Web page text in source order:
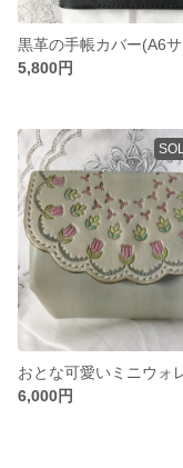
黒革の手帳カバー(A6
5,800円
おとな可愛いミニウォ
6,000円